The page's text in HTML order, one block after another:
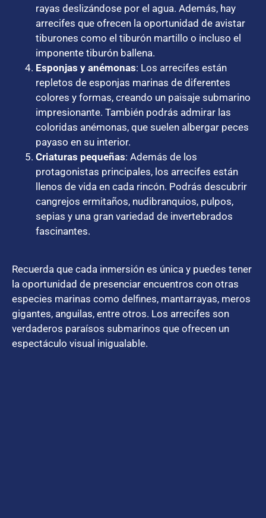
rayas deslizándose por el agua. Además, hay
arrecifes que ofrecen la oportunidad de avistar
tiburones como el tiburón martillo o incluso el
imponente tiburón ballena.
Esponjas y anémonas: Los arrecifes están
repletos de esponjas marinas de diferentes
colores y formas, creando un paisaje submarino
impresionante. También podrás admirar las
coloridas anémonas, que suelen albergar peces
payaso en su interior.
Criaturas pequeñas: Además de los
protagonistas principales, los arrecifes están
llenos de vida en cada rincón. Podrás descubrir
cangrejos ermitaños, nudibranquios, pulpos,
sepias y una gran variedad de invertebrados
fascinantes.
Recuerda que cada inmersión es única y puedes tener
la oportunidad de presenciar encuentros con otras
especies marinas como delfines, mantarrayas, meros
gigantes, anguilas, entre otros. Los arrecifes son
verdaderos paraísos submarinos que ofrecen un
espectáculo visual inigualable.